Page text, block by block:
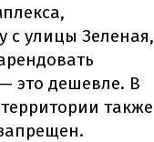
с улицы Зеленая,
это дешевле. В
также